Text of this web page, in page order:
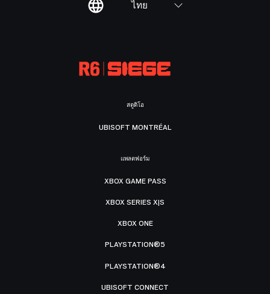
ไทย
สตูดิโอ
UBISOFT MONTRÉAL
แพลตฟอร์ม
XBOX GAME PASS
XBOX SERIES X|S
XBOX ONE
PLAYSTATION®5
PLAYSTATION®4
UBISOFT CONNECT